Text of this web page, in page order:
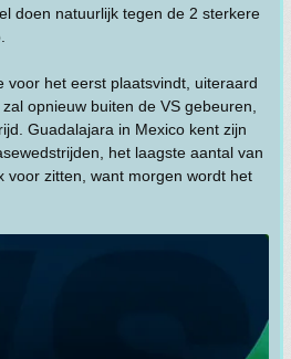
doen natuurlijk tegen de 2 sterkere
voor het eerst plaatsvindt, uiteraard
opnieuw buiten de VS gebeuren,
Guadalajara in Mexico kent zijn
het laagste aantal van
voor zitten, want morgen wordt het